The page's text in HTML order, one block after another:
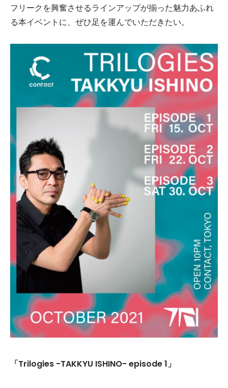
フリークを興奮させるラインアップが揃った魅力あふれ
る本イベントに、ぜひ足を運んでいただきたい。
「Trilogies -TAKKYU ISHINO- episode 1」